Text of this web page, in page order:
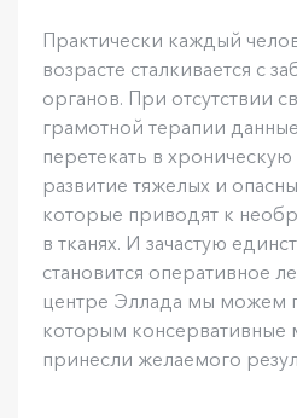
Практически каждый
возрасте сталкивается с
органов. При отсутствии
грамотной терапии
перетекать в
развитие тяжелых и
которые приводят к
в тканях. И зачастую
становится оперативное
центре Эллада мы можем
которым консервативные
принесли желаемого